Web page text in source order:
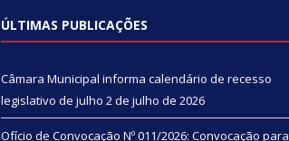
ÚLTIMAS PUBLICAÇÕES
Câmara Municipal informa calendário de recesso
legislativo de julho 2 de julho de 2026
Ofício de Convocação Nº 011/2026: Convocação para